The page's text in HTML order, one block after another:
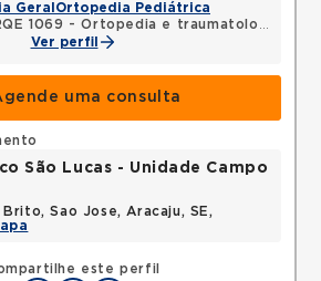
Geral Ortopedia Pediátrica
1069 - Ortopedia e traumatologia
Ver perfil
uma consulta
este perfil
São Lucas - Unidade Campo
Brito, Sao Jose, Aracaju, SE,